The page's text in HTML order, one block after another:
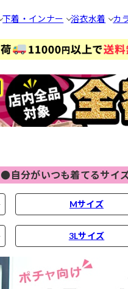
下着・インナー 浴衣水着 カ
●自分がいつも着てるサイ
Mサイズ
3Lサイズ